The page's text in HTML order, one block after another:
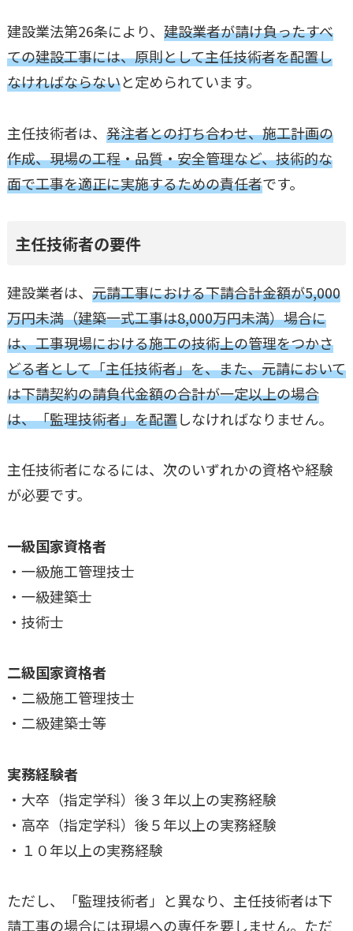
建設業法第26条により、 建設業者が請け負ったすべ
ての建設工事には、原則として主任技術者を配置し
なければならないと定められています。
主任技術者は、 発注者との打ち合わせ、施工計画の
作成、現場の工程・品質・安全管理など、技術的な
面で工事を適正に実施するための責任者です。
主任技術者の要件
建設業者は、 元請工事における下請合計金額が5,000
万円未満（建築一式工事は8,000万円未満）場合に
は、工事現場における施工の技術上の管理をつかさ
どる者として「主任技術者」を、また、元請において
は下請契約の請負代金額の合計が一定以上の場合
は、「監理技術者」を配置しなければなりません。
主任技術者になるには、次のいずれかの資格や経験
が必要です。
一級国家資格者
・一級施工管理技士
・一級建築士
・技術士
二級国家資格者
・二級施工管理技士
・二級建築士等
実務経験者
・大卒（指定学科）後３年以上の実務経験
・高卒（指定学科）後５年以上の実務経験
・１０年以上の実務経験
ただし、「監理技術者」と異なり、主任技術者は下
請工事の場合には現場への専任を要しません。ただ